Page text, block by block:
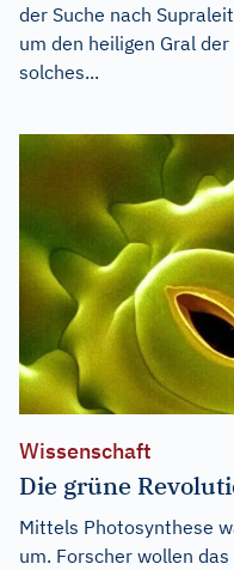
der Suche nach
um den heiligen Gral
solches...
Wissenschaft
Die grüne
Mittels Photosynthese
um. Forscher wollen